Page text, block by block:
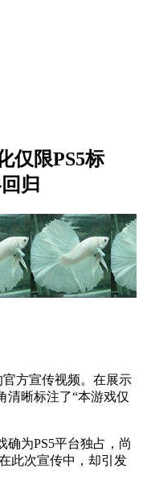
仅限PS5标
归
方宣传视频。在展示
清晰标注了“本游戏仅
为PS5平台独占，尚
此次宣传中，却引发